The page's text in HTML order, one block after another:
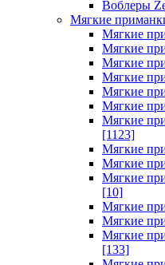
Воблеры
Мягкие
Мягкие
Мягкие
Мягкие
Мягкие
Мягкие
Мягкие
Мягкие
[1123]
Мягкие
Мягкие
Мягкие
[10]
Мягкие
Мягкие
Мягкие
[133]